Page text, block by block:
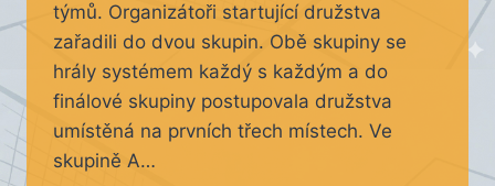
týmů. Organizátoři startující družstva
zařadili do dvou skupin. Obě skupiny se
hrály systémem každý s každým a do
finálové skupiny postupovala družstva
umístěná na prvních třech místech. Ve
skupině A…